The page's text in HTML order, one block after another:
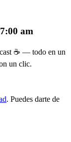
am
☕ — todo en un
un clic.
. Puedes darte de